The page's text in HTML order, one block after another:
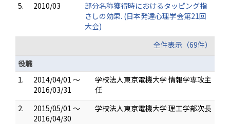
5.
2010/03
部分名称獲得時におけるタッピング指
さしの効果. (日本発達心理学会第21回
大会)
全件表示（69件）
役職
1.
2014/04/01 ～
2016/03/31
学校法人東京電機大学 情報学専攻主
任
2.
2015/05/01 ～
2016/04/30
学校法人東京電機大学 理工学部次長